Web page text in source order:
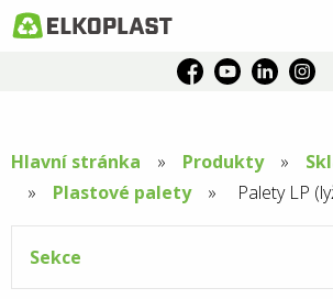
Hlavní stránka Produkty
Plastové palety
Aktuální
stránka:
Palety LP
Sekce